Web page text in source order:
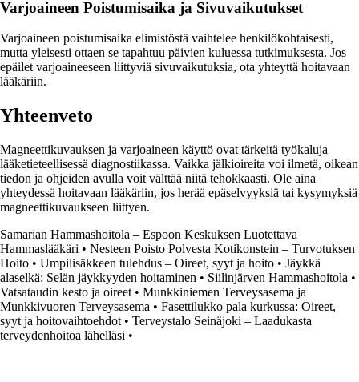
Varjoaineen Poistumisaika ja Sivuvaikutukset
Varjoaineen poistumisaika elimistöstä vaihtelee henkilökohtaisesti,
mutta yleisesti ottaen se tapahtuu päivien kuluessa tutkimuksesta. Jos
epäilet varjoaineeseen liittyviä sivuvaikutuksia, ota yhteyttä hoitavaan
lääkäriin.
Yhteenveto
Magneettikuvauksen ja varjoaineen käyttö ovat tärkeitä työkaluja
lääketieteellisessä diagnostiikassa. Vaikka jälkioireita voi ilmetä, oikean
tiedon ja ohjeiden avulla voit välttää niitä tehokkaasti. Ole aina
yhteydessä hoitavaan lääkäriin, jos herää epäselvyyksiä tai kysymyksiä
magneettikuvaukseen liittyen.
Samarian Hammashoitola – Espoon Keskuksen Luotettava
Hammaslääkäri • Nesteen Poisto Polvesta Kotikonstein – Turvotuksen
Hoito • Umpilisäkkeen tulehdus – Oireet, syyt ja hoito • Jäykkä
alaselkä: Selän jäykkyyden hoitaminen • Siilinjärven Hammashoitola •
Vatsataudin kesto ja oireet • Munkkiniemen Terveysasema ja
Munkkivuoren Terveysasema • Fasettilukko pala kurkussa: Oireet,
syyt ja hoitovaihtoehdot • Terveystalo Seinäjoki – Laadukasta
terveydenhoitoa lähelläsi •